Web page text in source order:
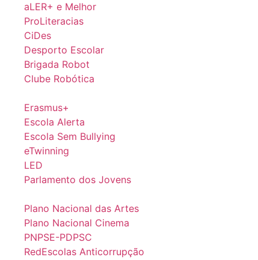
aLER+ e Melhor
ProLiteracias
CiDes
Desporto Escolar
Brigada Robot
Clube Robótica
Erasmus+
Escola Alerta
Escola Sem Bullying
eTwinning
LED
Parlamento dos Jovens
Plano Nacional das Artes
Plano Nacional Cinema
PNPSE-PDPSC
RedEscolas Anticorrupção